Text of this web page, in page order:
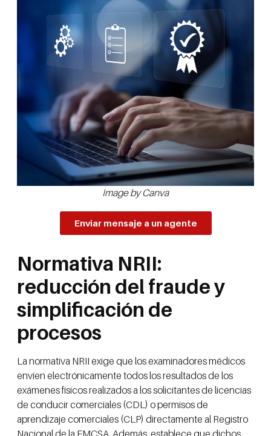
Image by Canva
Enviar mensaje a un agente
Normativa NRII:
reducción del fraude y
simplificación de
procesos
La normativa NRII exige que los examinadores médicos
envíen electrónicamente todos los resultados de los
exámenes físicos realizados a los solicitantes de licencias
de conducir comerciales (CDL) o permisos de
aprendizaje comerciales (CLP) directamente al Registro